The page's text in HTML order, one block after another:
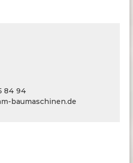
84 94
baumaschinen.de